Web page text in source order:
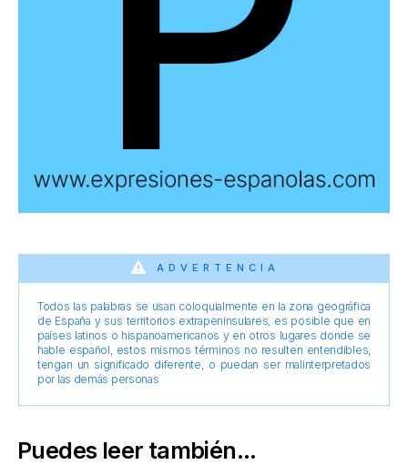
ADVERTENCIA
Todos las palabras se usan coloquialmente en la zona geográfica
de España y sus territorios extrapeninsulares, es posible que en
países latinos o hispanoamericanos y en otros lugares donde se
hable español, estos mismos términos no resulten entendibles,
tengan un significado diferente, o puedan ser malinterpretados
por las demás personas
Puedes leer también...